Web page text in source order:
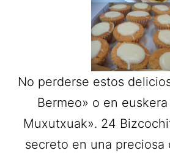
No perderse estos
Bermeo» o en
Muxutxuak». 24
secreto en una preciosa